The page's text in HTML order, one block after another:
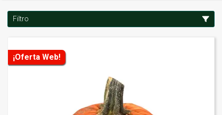
Filtro
¡Oferta Web!